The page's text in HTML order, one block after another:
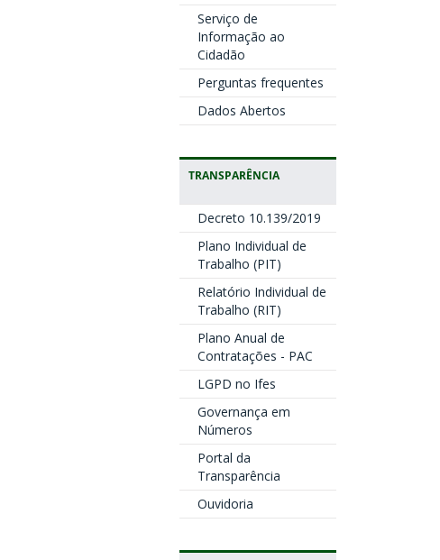
Serviço de
Informação ao
Cidadão
Perguntas frequentes
Dados Abertos
TRANSPARÊNCIA
Decreto 10.139/2019
Plano Individual de
Trabalho (PIT)
Relatório Individual de
Trabalho (RIT)
Plano Anual de
Contratações - PAC
LGPD no Ifes
Governança em
Números
Portal da
Transparência
Ouvidoria